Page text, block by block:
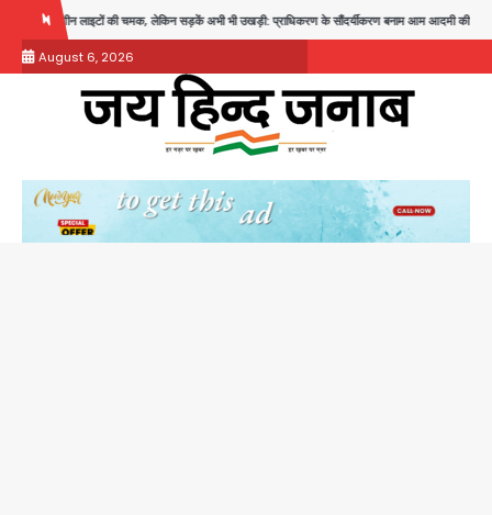
content
सड़कें अभी भी उखड़ी: प्राधिकरण के सौंदर्यीकरण बनाम आम आदमी की परेशानी Noida Authority:
August 6, 2026